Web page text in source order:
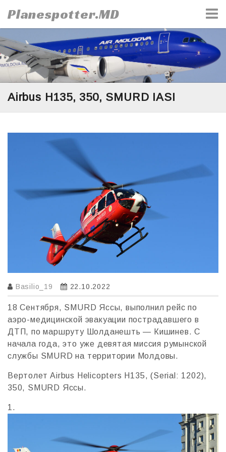
to
content
Planespotter.MD
Airbus H135, 350, SMURD IASI
Basilio_19 22.10.2022
18 Сентября, SMURD Яссы, выполнил рейс по
аэро-медицинской эвакуации пострадавшего в
ДТП, по маршруту Шолданешть — Кишинев. C
начала года, это уже девятая миссия румынской
службы SMURD на территории Молдовы.
Вертолет Airbus Helicopters H135, (Serial: 1202),
350, SMURD Яссы.
1.